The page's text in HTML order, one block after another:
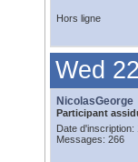
Hors ligne
Wed
NicolasGeorge
Participant
Date d'inscription:
Messages: 266